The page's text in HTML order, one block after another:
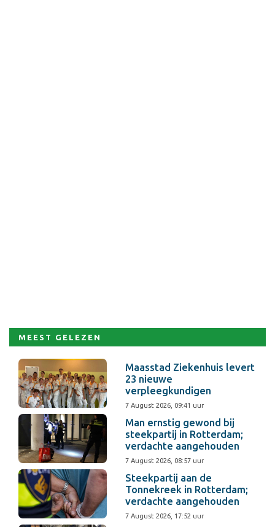
MEEST GELEZEN
Maasstad Ziekenhuis levert
23 nieuwe
verpleegkundigen
7 August 2026, 09:41 uur
Man ernstig gewond bij
steekpartij in Rotterdam;
verdachte aangehouden
7 August 2026, 08:57 uur
Steekpartij aan de
Tonnekreek in Rotterdam;
verdachte aangehouden
7 August 2026, 17:52 uur